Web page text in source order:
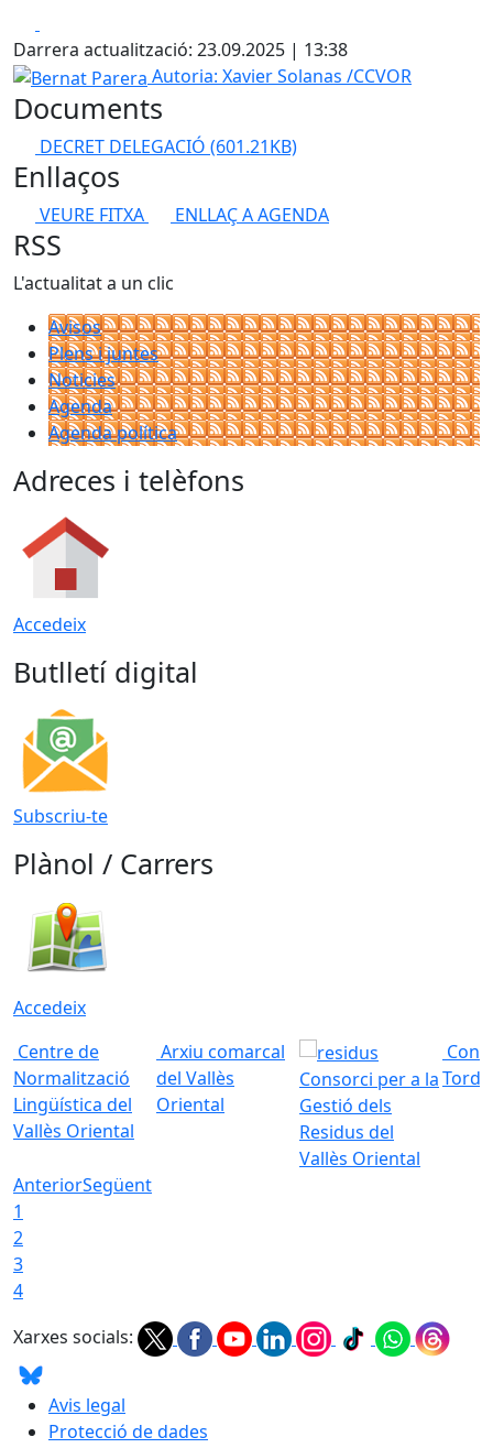
Darrera actualització: 23.09.2025 | 13:38
Bernat Parera
Autoria: Xavier Solanas /CCVOR
Documents
DECRET DELEGACIÓ (601.21KB)
Enllaços
VEURE FITXA ENLLAÇ A AGENDA
RSS
L'actualitat a un clic
Avisos
Plens i juntes
Noticies
Agenda
Agenda política
Adreces i telèfons
Accedeix
Butlletí digital
Subscriu-te
Plànol / Carrers
Accedeix
Centre de
Normalització
Lingüística del
Vallès Oriental
Arxiu comarcal
del Vallès
Oriental
Consorci per a la
Gestió dels
Residus del
Vallès Oriental
AnteriorSegüent
1
2
3
4
Xarxes socials:
Avis legal
Protecció de dades